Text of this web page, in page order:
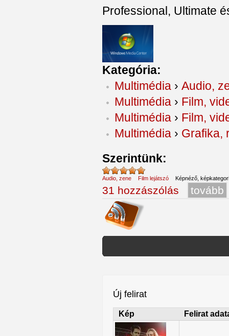
Professional, Ultimate
Kategória:
Multimédia › Audio,
Multimédia › Film,
Multimédia › Film,
Multimédia › Grafika,
Szerintünk:
Audio, zene Film lejátszó Képnéző,
31 hozzászólás tovább
Új felirat
Kép Felirat